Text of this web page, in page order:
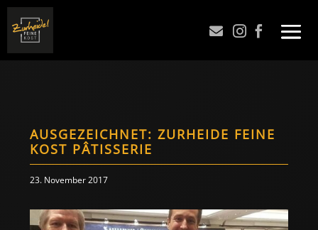
  
AUSGEZEICHNET: ZURHEIDE FEINE
KOST PÂTISSERIE
23. November 2017